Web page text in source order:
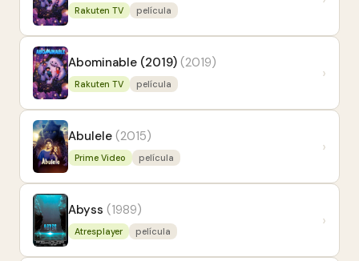
Rakuten TV película
Abominable (2019) (2019)
Rakuten TV película
›
Abulele (2015)
Prime Video película
›
Abyss (1989)
Atresplayer película
›